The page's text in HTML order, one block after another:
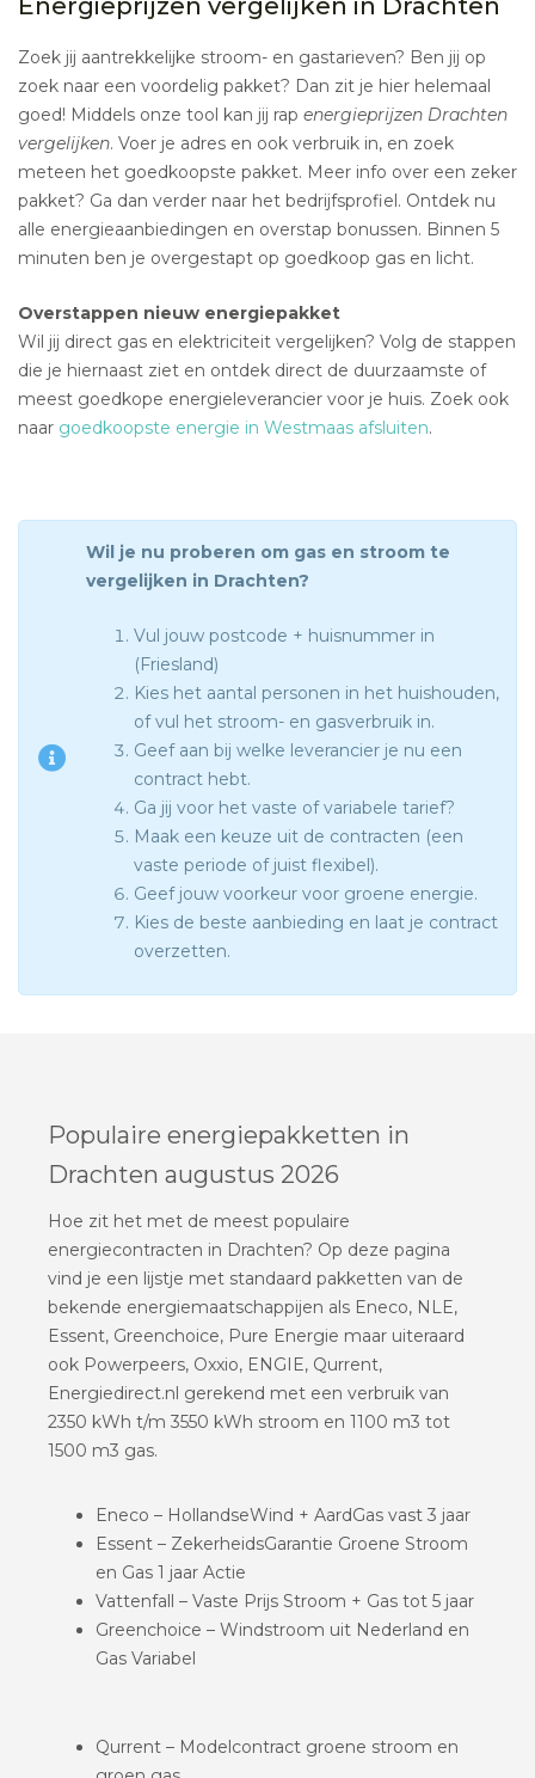
Zoek jij aantrekkelijke stroom- en gastarieven? Ben jij op
zoek naar een voordelig pakket? Dan zit je hier helemaal
goed! Middels onze tool kan jij rap energieprijzen Drachten
vergelijken. Voer je adres en ook verbruik in, en zoek
meteen het goedkoopste pakket. Meer info over een zeker
pakket? Ga dan verder naar het bedrijfsprofiel. Ontdek nu
alle energieaanbiedingen en overstap bonussen. Binnen 5
minuten ben je overgestapt op goedkoop gas en licht.
Overstappen nieuw energiepakket
Wil jij direct gas en elektriciteit vergelijken? Volg de stappen
die je hiernaast ziet en ontdek direct de duurzaamste of
meest goedkope energieleverancier voor je huis. Zoek ook
naar goedkoopste energie in Westmaas afsluiten.
Wil je nu proberen om gas en stroom te
vergelijken in Drachten?
Vul jouw postcode + huisnummer in
(Friesland)
Kies het aantal personen in het huishouden,
of vul het stroom- en gasverbruik in.
Geef aan bij welke leverancier je nu een
contract hebt.
Ga jij voor het vaste of variabele tarief?
Maak een keuze uit de contracten (een
vaste periode of juist flexibel).
Geef jouw voorkeur voor groene energie.
Kies de beste aanbieding en laat je contract
overzetten.
Populaire energiepakketten in
Drachten augustus 2026
Hoe zit het met de meest populaire
energiecontracten in Drachten? Op deze pagina
vind je een lijstje met standaard pakketten van de
bekende energiemaatschappijen als Eneco, NLE,
Essent, Greenchoice, Pure Energie maar uiteraard
ook Powerpeers, Oxxio, ENGIE, Qurrent,
Energiedirect.nl gerekend met een verbruik van
2350 kWh t/m 3550 kWh stroom en 1100 m3 tot
1500 m3 gas.
Eneco – HollandseWind + AardGas vast 3 jaar
Essent – ZekerheidsGarantie Groene Stroom
en Gas 1 jaar Actie
Vattenfall – Vaste Prijs Stroom + Gas tot 5 jaar
Greenchoice – Windstroom uit Nederland en
Gas Variabel
Qurrent – Modelcontract groene stroom en